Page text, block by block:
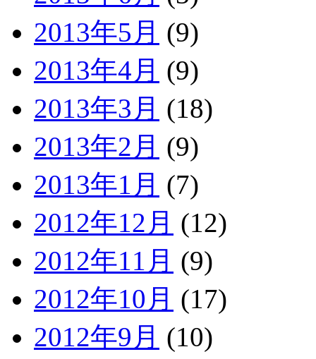
2013年5月 (9)
2013年4月 (9)
2013年3月 (18)
2013年2月 (9)
2013年1月 (7)
2012年12月 (12)
2012年11月 (9)
2012年10月 (17)
2012年9月 (10)